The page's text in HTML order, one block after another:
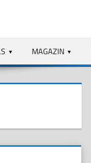
MAGAZIN